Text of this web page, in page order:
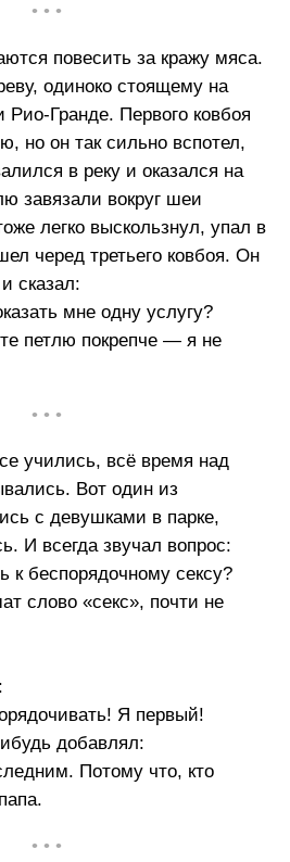
• • •
повесить за кражу мяса.
одиноко стоящему на
Рио-Гранде. Первого ковбоя
но он так сильно вспотел,
в реку и оказался на
завязали вокруг шеи
легко выскользнул, упал в
черед третьего ковбоя. Он
сказал:
мне одну услугу?
петлю покрепче — я не
• • •
учились, всё время над
Вот один из
с девушками в парке,
И всегда звучал вопрос:
к беспорядочному сексу?
слово «секс», почти не
Я первый!
добавлял:
Потому что, кто
• • •